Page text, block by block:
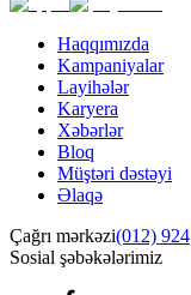
Haqqımızda
Kampaniyalar
Layihələr
Karyera
Xəbərlər
Bloq
Müştəri dəstəyi
Əlaqə
Çağrı mərkəzi(012) 924
Sosial şəbəkələrimiz